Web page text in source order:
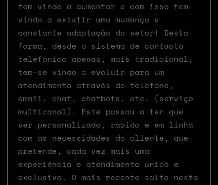
tem vindo a aumentar e com isso tem
vindo a existir uma mudança e
constante adaptação do setor! Desta
forma, desde o sistema de contacto
telefónico apenas, mais tradicional,
tem-se vindo a evoluir para um
atendimento através de telefone,
email, chat, chatbots, etc. (serviço
multicanal). Este passou a ter que
ser personalizado, rápido e em linha
com as necessidades do cliente, que
pretende, cada vez mais uma
experiência e atendimento único e
exclusivo. O mais recente salto nesta